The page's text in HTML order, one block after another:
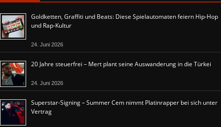
Goldketten, Graffiti und Beats: Diese Spielautomaten feiern Hip-Hop
und Rap-Kultur
24. Juni 2026
20 Jahre steuerfrei – Mert plant seine Auswanderung in die Türkei
24. Juni 2026
Superstar-Signing – Summer Cem nimmt Platinrapper bei sich unter
Vertrag